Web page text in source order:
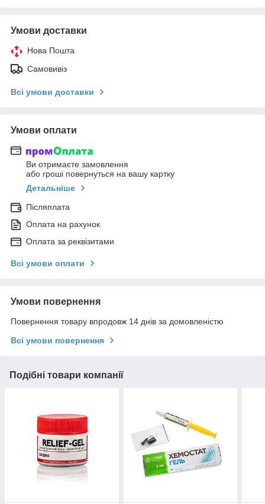
Умови доставки
Нова Пошта
Самовивіз
Всі умови доставки
Умови оплати
Ви отримаєте замовлення
або гроші повернуться на вашу картку
Детальніше
Післяплата
Оплата на рахунок
Оплата за реквізитами
Всі умови оплати
Умови повернення
Повернення товару впродовж 14 днів за домовленістю
Всі умови повернення
Подібні товари компанії